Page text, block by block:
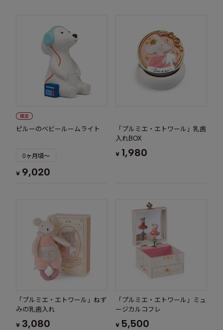
ピルーのベビールームライト
0ヶ月頃～
¥ 9,020
「プルミエ・エトワール」乳歯
入れBOX
¥ 1,980
「プルミエ・エトワール」ねず
みの乳歯入れ
¥ 3,080
「プルミエ・エトワール」ミュ
ージカルコフレ
¥ 5,500